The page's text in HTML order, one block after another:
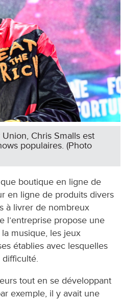
Chris Smalls est
populaires. (Photo
boutique en ligne de
en ligne de produits divers
à livrer de nombreux
l’entreprise propose une
musique, les jeux
établies avec lesquelles
tout en se développant
exemple, il y avait une